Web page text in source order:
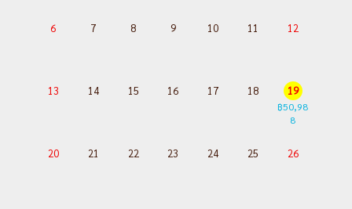
6 7 8 9 10 11 12
13 14 15 16 17 18
19
฿50,98
8
20 21 22 23 24 25 26